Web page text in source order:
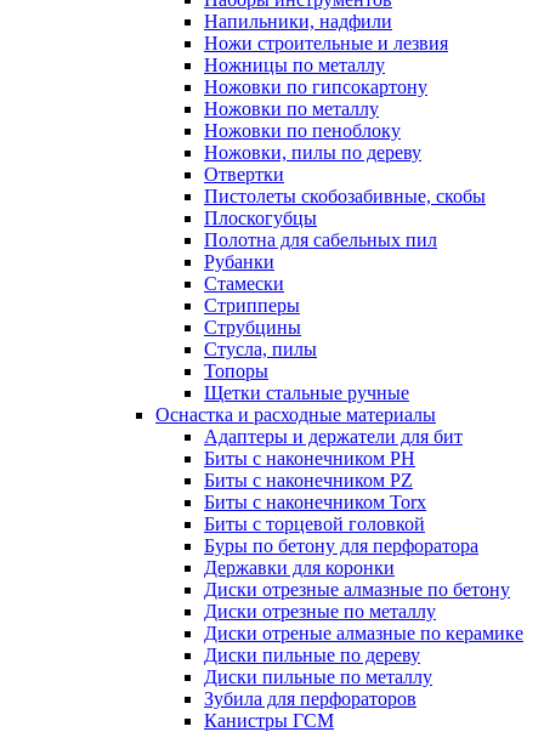
Напильники, надфили
Ножи строительные и лезвия
Ножницы по металлу
Ножовки по гипсокартону
Ножовки по металлу
Ножовки по пеноблоку
Ножовки, пилы по дереву
Отвертки
Пистолеты скобозабивные, скобы
Плоскогубцы
Полотна для сабельных пил
Рубанки
Стамески
Стрипперы
Струбцины
Стусла, пилы
Топоры
Щетки стальные ручные
Оснастка и расходные материалы
Адаптеры и держатели для бит
Биты с наконечником PH
Биты с наконечником PZ
Биты с наконечником Torx
Биты с торцевой головкой
Буры по бетону для перфоратора
Державки для коронки
Диски отрезные алмазные по бетону
Диски отрезные по металлу
Диски отреные алмазные по керамике
Диски пильные по дереву
Диски пильные по металлу
Зубила для перфораторов
Канистры ГСМ